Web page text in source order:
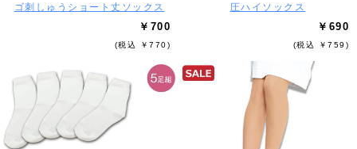
ゴ刺しゅうショート丈ソックス
￥700
(税込 ￥770)
圧ハイソックス
￥690
(税込 ￥759)